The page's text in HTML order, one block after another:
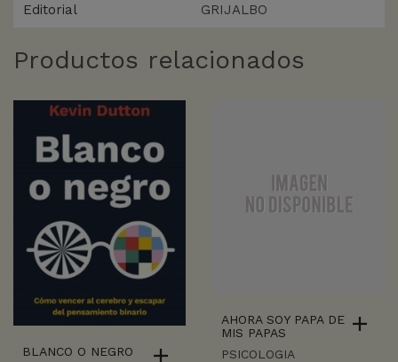
Editorial GRIJALBO
Productos relacionados
BLANCO O NEGRO
AHORA SOY PAPA DE
MIS PAPAS
PSICOLOGIA